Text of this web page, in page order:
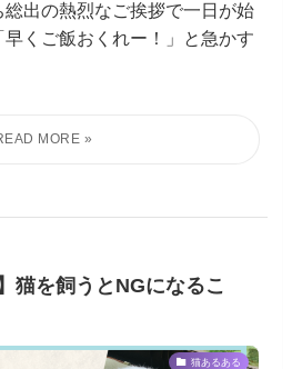
出の熱烈なご挨拶で一日が始
くご飯おくれー！」と急かす
猫を飼うとNGになるこ
猫あるある